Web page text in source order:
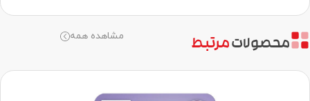
محصولاتمرتبط مشاهده همه